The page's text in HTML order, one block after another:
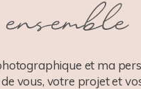
et ma
vous, votre projet et